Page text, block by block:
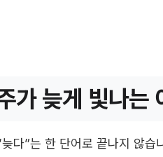
가 늦게 빛나는
다”는 한 단어로 끝나지 않